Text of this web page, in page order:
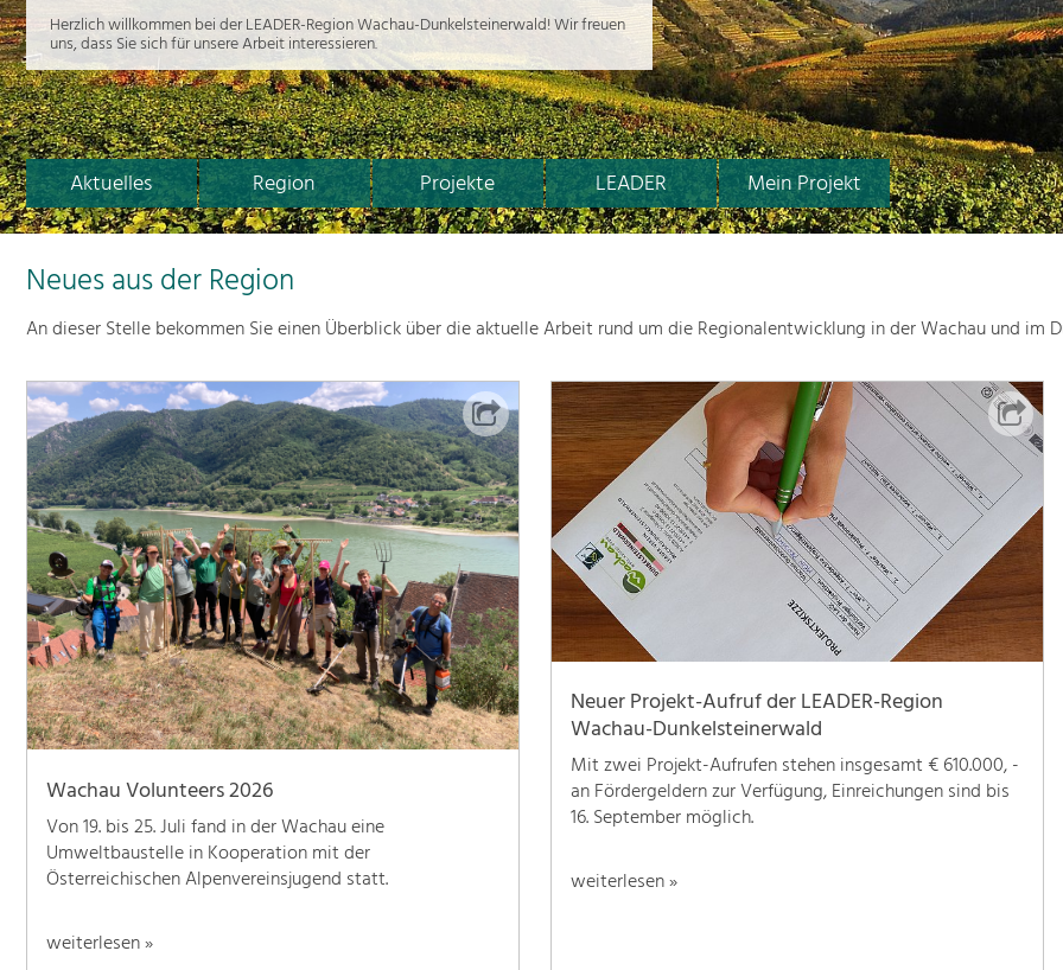
Aktuelles Region Projekte LEADER Mein Projekt
Herzlich willkommen bei der LEADER-Region Wachau-Dunkelsteinerwald! Wir freuen
uns, dass Sie sich für unsere Arbeit interessieren.
Neues aus der Region
An dieser Stelle bekommen Sie einen Überblick über die aktuelle Arbeit rund um die Regionalentwicklung in der Wachau und im
Wachau Volunteers 2026
Von 19. bis 25. Juli fand in der Wachau eine
Umweltbaustelle in Kooperation mit der
Österreichischen Alpenvereinsjugend statt.
weiterlesen »
Neuer Projekt-Aufruf der LEADER-Region
Wachau-Dunkelsteinerwald
Mit zwei Projekt-Aufrufen stehen insgesamt € 610.000, -
an Fördergeldern zur Verfügung, Einreichungen sind bis
16. September möglich.
weiterlesen »